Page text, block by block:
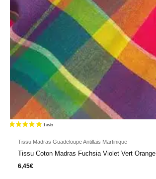
19 avis
Tissu Madras Guadeloupe Antillais Martinique
Tissu Coton Madras Fuchsia Violet Vert Orange
6,45€